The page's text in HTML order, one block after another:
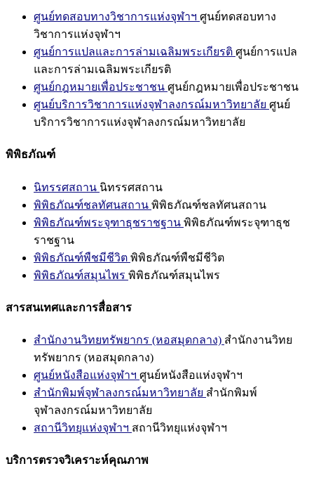
ศูนย์ทดสอบทางวิชาการแห่งจุฬาฯ ศูนย์ทดสอบทาง
วิชาการแห่งจุฬาฯ
ศูนย์การแปลและการล่ามเฉลิมพระเกียรติ ศูนย์การแปล
และการล่ามเฉลิมพระเกียรติ
ศูนย์กฎหมายเพื่อประชาชน ศูนย์กฎหมายเพื่อประชาชน
ศูนย์บริการวิชาการแห่งจุฬาลงกรณ์มหาวิทยาลัย ศูนย์
บริการวิชาการแห่งจุฬาลงกรณ์มหาวิทยาลัย
พิพิธภัณฑ์
นิทรรศสถาน นิทรรศสถาน
พิพิธภัณฑ์ชลทัศนสถาน พิพิธภัณฑ์ชลทัศนสถาน
พิพิธภัณฑ์พระจุฑาธุชราชฐาน พิพิธภัณฑ์พระจุฑาธุช
ราชฐาน
พิพิธภัณฑ์พืชมีชีวิต พิพิธภัณฑ์พืชมีชีวิต
พิพิธภัณฑ์สมุนไพร พิพิธภัณฑ์สมุนไพร
สารสนเทศและการสื่อสาร
สำนักงานวิทยทรัพยากร (หอสมุดกลาง) สำนักงานวิทย
ทรัพยากร (หอสมุดกลาง)
ศูนย์หนังสือแห่งจุฬาฯ ศูนย์หนังสือแห่งจุฬาฯ
สำนักพิมพ์จุฬาลงกรณ์มหาวิทยาลัย สำนักพิมพ์
จุฬาลงกรณ์มหาวิทยาลัย
สถานีวิทยุแห่งจุฬาฯ สถานีวิทยุแห่งจุฬาฯ
บริการตรวจวิเคราะห์คุณภาพ